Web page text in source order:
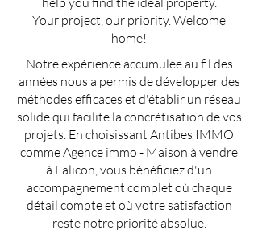
Your project, our priority. Welcome
home!
Notre expérience accumulée au fil des
années nous a permis de développer des
méthodes efficaces et d'établir un réseau
solide qui facilite la concrétisation de vos
projets. En choisissant Antibes IMMO
comme Agence immo - Maison à vendre
à Falicon, vous bénéficiez d'un
accompagnement complet où chaque
détail compte et où votre satisfaction
reste notre priorité absolue.